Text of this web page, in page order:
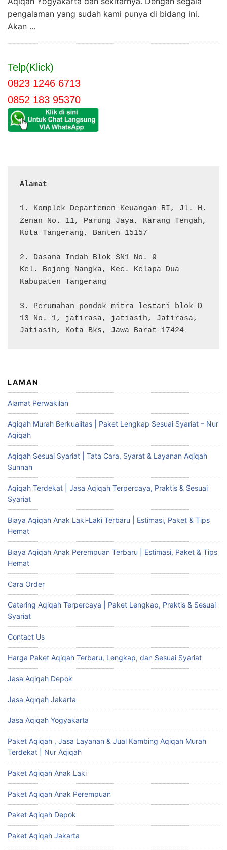
pengalaman yang sudah kami punya di bidang ini.
Akan …
Telp(Klick)
0823 1246 6713
0852 183 95370
Alamat
1. Komplek Departemen Keuangan RI, Jl. H.
Zenan No. 11, Parung Jaya, Karang Tengah,
Kota Tangerang, Banten 15157
2. Dasana Indah Blok SN1 No. 9
Kel. Bojong Nangka, Kec. Kelapa Dua
Kabupaten Tangerang
3. Perumahan pondok mitra lestari blok D
13 No. 1, jatirasa, jatiasih, Jatirasa,
Jatiasih, Kota Bks, Jawa Barat 17424
LAMAN
Alamat Perwakilan
Aqiqah Murah Berkualitas | Paket Lengkap Sesuai Syariat – Nur
Aqiqah
Aqiqah Sesuai Syariat | Tata Cara, Syarat & Layanan Aqiqah
Sunnah
Aqiqah Terdekat | Jasa Aqiqah Terpercaya, Praktis & Sesuai
Syariat
Biaya Aqiqah Anak Laki-Laki Terbaru | Estimasi, Paket & Tips
Hemat
Biaya Aqiqah Anak Perempuan Terbaru | Estimasi, Paket & Tips
Hemat
Cara Order
Catering Aqiqah Terpercaya | Paket Lengkap, Praktis & Sesuai
Syariat
Contact Us
Harga Paket Aqiqah Terbaru, Lengkap, dan Sesuai Syariat
Jasa Aqiqah Depok
Jasa Aqiqah Jakarta
Jasa Aqiqah Yogyakarta
Paket Aqiqah , Jasa Layanan & Jual Kambing Aqiqah Murah
Terdekat | Nur Aqiqah
Paket Aqiqah Anak Laki
Paket Aqiqah Anak Perempuan
Paket Aqiqah Depok
Paket Aqiqah Jakarta